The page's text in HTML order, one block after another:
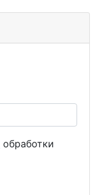
обработки